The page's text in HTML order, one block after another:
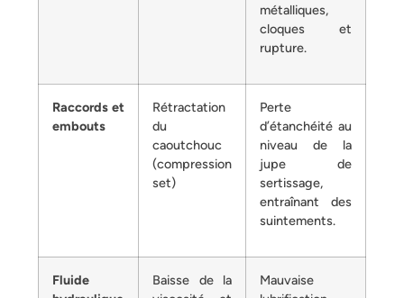
métalliques,
cloques et
rupture.
Raccords et
embouts
Rétractation
du
caoutchouc
(compression
set)
Perte
d’étanchéité au
niveau de la
jupe de
sertissage,
entraînant des
suintements.
Fluide
Baisse de la
Mauvaise